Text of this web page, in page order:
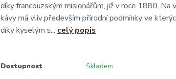
díky francouzským misionářům, již v roce 1880. Na
kávy má vliv především přírodní podmínky ve
díky kyselým s... celý popis
Dostupnost
Skladem